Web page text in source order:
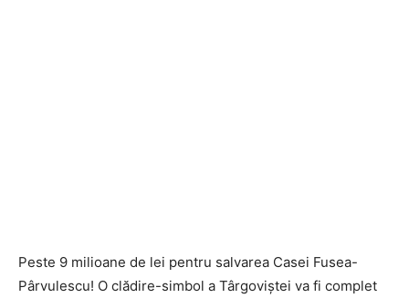
Peste 9 milioane de lei pentru salvarea Casei Fusea-
Pârvulescu! O clădire-simbol a Târgoviștei va fi complet